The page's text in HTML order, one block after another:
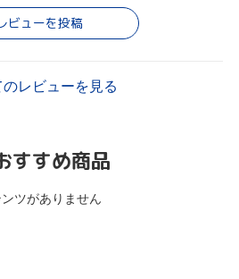
ビューを投稿
レビューを見る
すすめ商品
ツがありません